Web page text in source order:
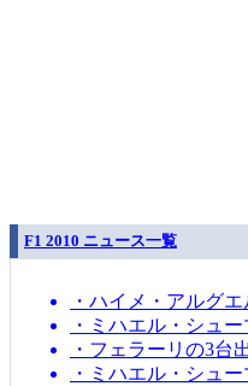
F1 2010 ニュース一覧
・ハイメ・アルグ
・ミハエル・シュ
・フェラーリの3台
・ミハエル・シュ